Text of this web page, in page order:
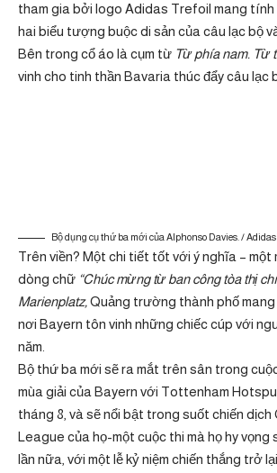
tham gia bởi logo Adidas Trefoil mang
hai biểu tượng buộc di sản của câu lạc bộ
Bên trong cổ áo là cụm từ Từ phía nam. Từ
vinh cho tinh thần Bavaria thúc đẩy câu lạc
Bộ dụng cụ thứ ba mới của Alphonso Davies. / Adidas
Trên viền? Một chi tiết tốt với ý nghĩa – một
dòng chữ “Chúc mừng từ ban công tòa thị
Marienplatz,Quảng trường thành phố
nơi Bayern tôn vinh những chiếc cúp với
năm.
Bộ thứ ba mới sẽ ra mắt trên sân trong
mùa giải của Bayern với Tottenham
tháng 8, và sẽ nổi bật trong suốt chiến dịch
League của họ-một cuộc thi mà họ hy vọng
lần nữa, với một lễ kỷ niệm chiến thắng trở